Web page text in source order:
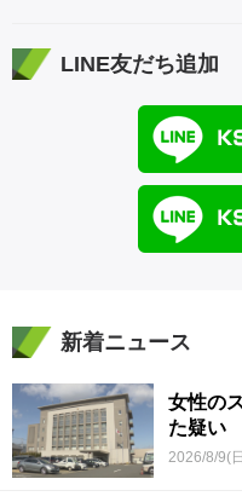
LINE友だち追加
新着ニュース
女性の
た疑い
2026/8/9(